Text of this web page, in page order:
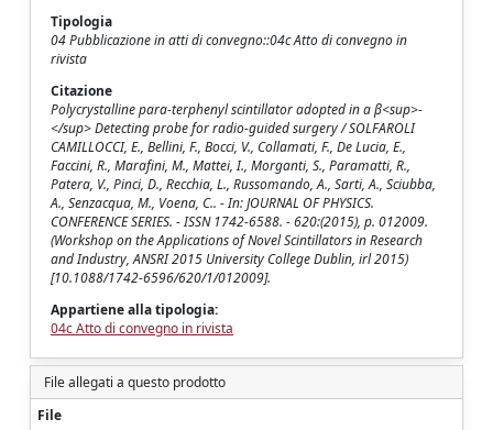
Tipologia
04 Pubblicazione in atti di convegno::04c Atto di convegno in
rivista
Citazione
Polycrystalline para-terphenyl scintillator adopted in a β<sup>-
</sup> Detecting probe for radio-guided surgery / SOLFAROLI
CAMILLOCCI, E., Bellini, F., Bocci, V., Collamati, F., De Lucia, E.,
Faccini, R., Marafini, M., Mattei, I., Morganti, S., Paramatti, R.,
Patera, V., Pinci, D., Recchia, L., Russomando, A., Sarti, A., Sciubba,
A., Senzacqua, M., Voena, C.. - In: JOURNAL OF PHYSICS.
CONFERENCE SERIES. - ISSN 1742-6588. - 620:(2015), p. 012009.
(Workshop on the Applications of Novel Scintillators in Research
and Industry, ANSRI 2015 University College Dublin, irl 2015)
[10.1088/1742-6596/620/1/012009].
Appartiene alla tipologia:
04c Atto di convegno in rivista
File allegati a questo prodotto
File